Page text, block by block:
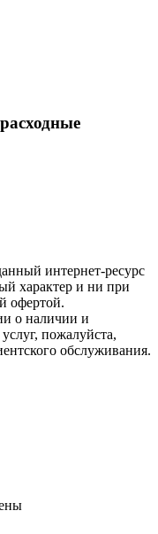
интернет-ресурс
характер и ни при
офертой.
о наличии и
пожалуйста,
обслуживания.